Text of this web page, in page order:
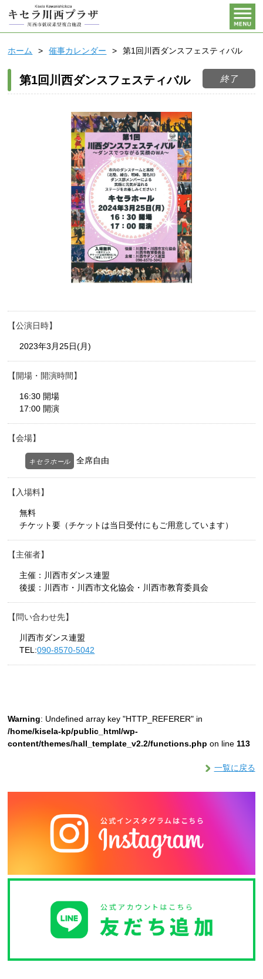
ホーム 催事カレンダー 第1回川西ダンスフェスティバル
終了
第1回川西ダンスフェスティバル
公演日時
2023年3月25日(月)
開場・開演時間
16:30 開場
17:00 開演
会場
キセラホール 全席自由
入場料
無料
チケット要（チケットは当日受付にもご用意しています）
主催者
主催：川西市ダンス連盟
後援：川西市・川西市文化協会・川西市教育委員会
問い合わせ先
川西市ダンス連盟
TEL:090-8570-5042
Warning: Undefined array key "HTTP_REFERER" in
/home/kisela-kp/public_html/wp-
content/themes/hall_template_v2.2/functions.php on line 113
一覧に戻る